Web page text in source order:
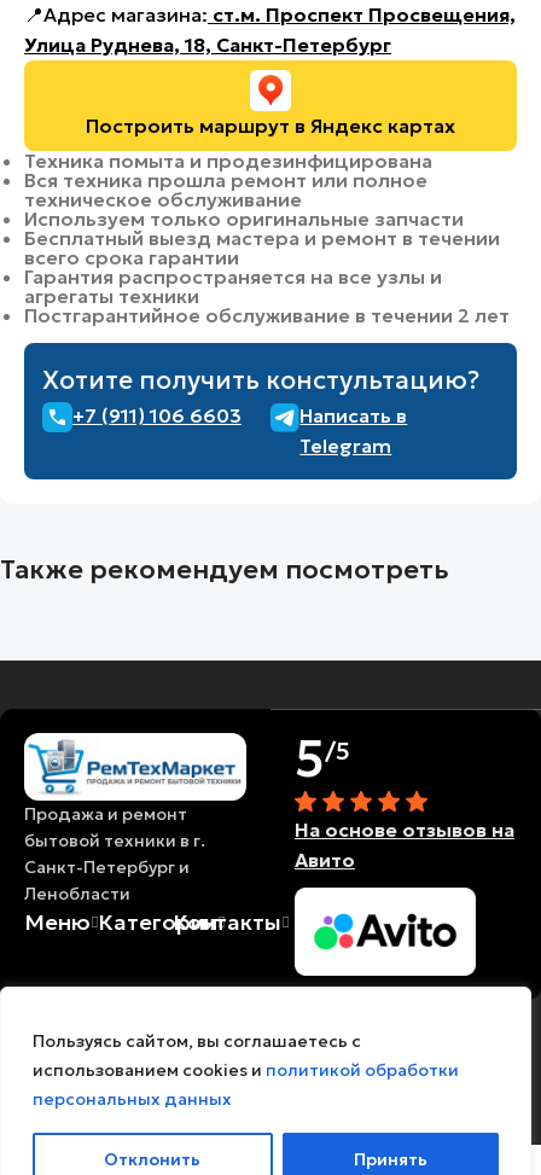
Пользуясь сайтом, вы соглашаетесь с
использованием cookies и политикой обработки
персональных данных
Отклонить Принять
📍Адрес магазина: ст.м. Проспект Просвещения,
Улица Руднева, 18, Санкт-Петербург
Построить маршрут в Яндекс картах
Техника помыта и продезинфицирована
Вся техника прошла ремонт или полное
техническое обслуживание
Используем только оригинальные запчасти
Бесплатный выезд мастера и ремонт в течении
всего срока гарантии
Гарантия распространяется на все узлы и
агрегаты техники
Постгарантийное обслуживание в течении 2 лет
Хотите получить констультацию?
+7 (911) 106 6603
Написать в
Telegram
Также рекомендуем посмотреть
Продажа и ремонт
бытовой техники в г.
Санкт-Петербург и
Ленобласти
Меню КатегорииКонтакты
5/5
На основе отзывов на
Авито
РемТехМаркет / Все
права защищены
конфиденциальности
обработки
персональных
Есть вопросы?🙂